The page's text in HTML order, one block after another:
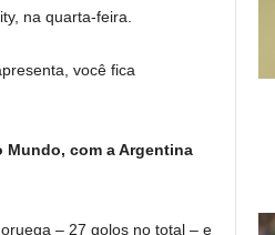
na quarta-feira.
você fica
Mundo, com a Argentina
– 27 golos no total – e